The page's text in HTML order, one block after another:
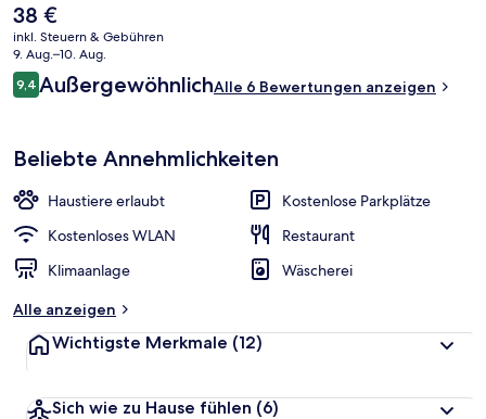
Der
aktuelle
Preis
beträgt
38 €.
38 €
inkl. Steuern & Gebühren
9. Aug.–10. Aug.
Bewertungen
9,49,4 von 10.
AußergewöhnlichAlle 6 Bewertungen anzeigen
Beliebte Annehmlichkeiten
Haustiere erlaubt
Kostenlose Parkplätze
Kostenloses WLAN
Restaurant
Klimaanlage
Wäscherei
Alle anzeigen
Wichtigste Merkmale (12)
Sich wie zu Hause fühlen (6)